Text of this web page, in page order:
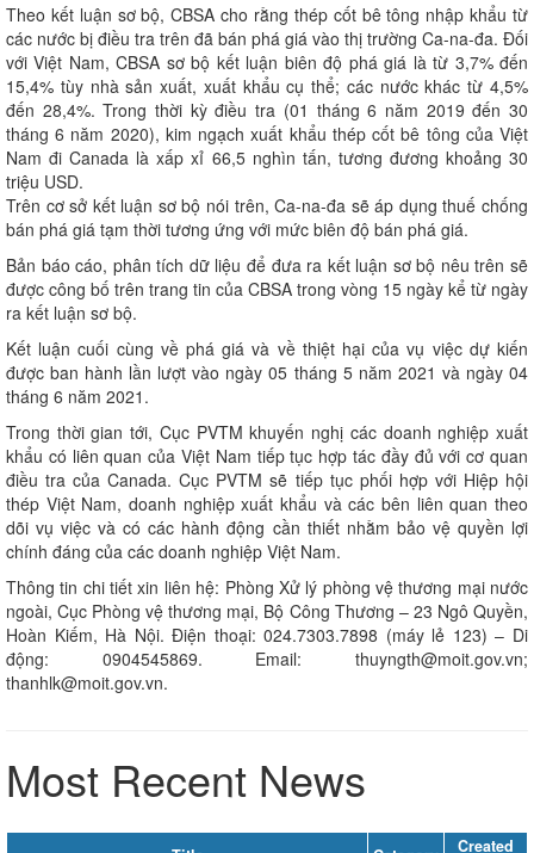
Theo kết luận sơ bộ, CBSA cho rằng thép cốt bê tông nhập khẩu từ
các nước bị điều tra trên đã bán phá giá vào thị trường Ca-na-đa. Đối
với Việt Nam, CBSA sơ bộ kết luận biên độ phá giá là từ 3,7% đến
15,4% tùy nhà sản xuất, xuất khẩu cụ thể; các nước khác từ 4,5%
đến 28,4%. Trong thời kỳ điều tra (01 tháng 6 năm 2019 đến 30
tháng 6 năm 2020), kim ngạch xuất khẩu thép cốt bê tông của Việt
Nam đi Canada là xấp xỉ 66,5 nghìn tấn, tương đương khoảng 30
triệu USD.
Trên cơ sở kết luận sơ bộ nói trên, Ca-na-đa sẽ áp dụng thuế chống
bán phá giá tạm thời tương ứng với mức biên độ bán phá giá.
Bản báo cáo, phân tích dữ liệu để đưa ra kết luận sơ bộ nêu trên sẽ
được công bố trên trang tin của CBSA trong vòng 15 ngày kể từ ngày
ra kết luận sơ bộ.
Kết luận cuối cùng về phá giá và về thiệt hại của vụ việc dự kiến
được ban hành lần lượt vào ngày 05 tháng 5 năm 2021 và ngày 04
tháng 6 năm 2021.
Trong thời gian tới, Cục PVTM khuyến nghị các doanh nghiệp xuất
khẩu có liên quan của Việt Nam tiếp tục hợp tác đầy đủ với cơ quan
điều tra của Canada. Cục PVTM sẽ tiếp tục phối hợp với Hiệp hội
thép Việt Nam, doanh nghiệp xuất khẩu và các bên liên quan theo
dõi vụ việc và có các hành động cần thiết nhằm bảo vệ quyền lợi
chính đáng của các doanh nghiệp Việt Nam.
Thông tin chi tiết xin liên hệ: Phòng Xử lý phòng vệ thương mại nước
ngoài, Cục Phòng vệ thương mại, Bộ Công Thương – 23 Ngô Quyền,
Hoàn Kiếm, Hà Nội. Điện thoại: 024.7303.7898 (máy lẻ 123) – Di
động: 0904545869. Email: thuyngth@moit.gov.vn;
thanhlk@moit.gov.vn.
Most Recent News
Created